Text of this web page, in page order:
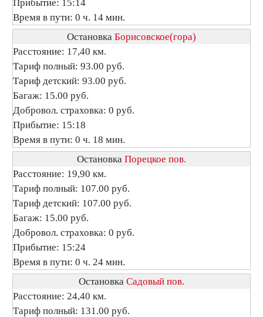
Прибытие: 15:14
Время в пути: 0 ч. 14 мин.
Остановка Борисовское(гора)
Расстояние: 17,40 км.
Тариф полный: 93.00 руб.
Тариф детский: 93.00 руб.
Багаж: 15.00 руб.
Добровол. страховка: 0 руб.
Прибытие: 15:18
Время в пути: 0 ч. 18 мин.
Остановка Порецкое пов.
Расстояние: 19,90 км.
Тариф полный: 107.00 руб.
Тариф детский: 107.00 руб.
Багаж: 15.00 руб.
Добровол. страховка: 0 руб.
Прибытие: 15:24
Время в пути: 0 ч. 24 мин.
Остановка Садовый пов.
Расстояние: 24,40 км.
Тариф полный: 131.00 руб.